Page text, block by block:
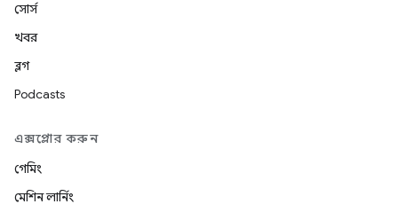
সোর্স
খবর
ব্লগ
Podcasts
এক্সপ্লোর করুন
গেমিং
মেশিন লার্নিং